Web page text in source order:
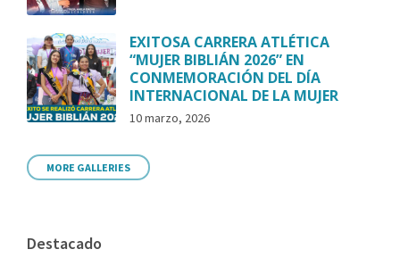
EXITOSA CARRERA ATLÉTICA
“MUJER BIBLIÁN 2026” EN
CONMEMORACIÓN DEL DÍA
INTERNACIONAL DE LA MUJER
10 marzo, 2026
MORE GALLERIES
Destacado